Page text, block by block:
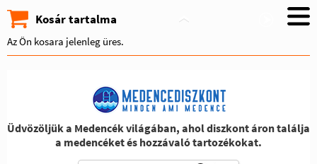
Kosár tartalma
Az Ön kosara jelenleg üres.
Üdvözöljük a Medencék világában, ahol diszkont áron találja
a medencéket és hozzávaló tartozékokat.